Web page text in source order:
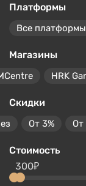
Платформы
Все платформы
Магазины
HRK
Скидки
От 3% От
Стоимость
300₽